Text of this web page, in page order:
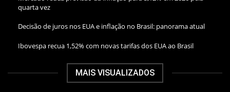
quarta vez
Decisão de juros nos EUA e inflação no Brasil: panorama atual
Ibovespa recua 1,52% com novas tarifas dos EUA ao Brasil
MAIS VISUALIZADOS